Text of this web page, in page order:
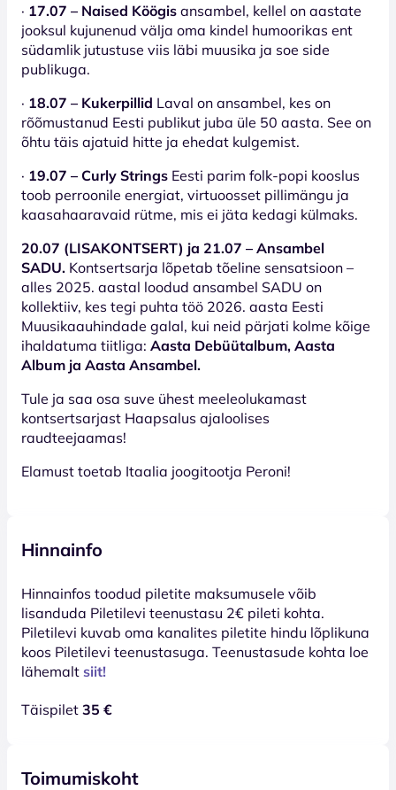
· 17.07 – Naised Köögis ansambel, kellel on aastate
jooksul kujunenud välja oma kindel humoorikas ent
südamlik jutustuse viis läbi muusika ja soe side
publikuga.
· 18.07 – Kukerpillid Laval on ansambel, kes on
rõõmustanud Eesti publikut juba üle 50 aasta. See on
õhtu täis ajatuid hitte ja ehedat kulgemist.
· 19.07 – Curly Strings Eesti parim folk-popi kooslus
toob perroonile energiat, virtuoosset pillimängu ja
kaasahaaravaid rütme, mis ei jäta kedagi külmaks.
20.07 (LISAKONTSERT) ja 21.07 – Ansambel
SADU. Kontsertsarja lõpetab tõeline sensatsioon –
alles 2025. aastal loodud ansambel SADU on
kollektiiv, kes tegi puhta töö 2026. aasta Eesti
Muusikaauhindade galal, kui neid pärjati kolme kõige
ihaldatuma tiitliga: Aasta Debüütalbum, Aasta
Album ja Aasta Ansambel.
Tule ja saa osa suve ühest meeleolukamast
kontsertsarjast Haapsalus ajaloolises
raudteejaamas!
Elamust toetab Itaalia joogitootja Peroni!
Hinnainfo
Hinnainfos toodud piletite maksumusele võib
lisanduda Piletilevi teenustasu 2€ pileti kohta.
Piletilevi kuvab oma kanalites piletite hindu lõplikuna
koos Piletilevi teenustasuga. Teenustasude kohta loe
lähemalt siit!
Täispilet 35 €
Toimumiskoht